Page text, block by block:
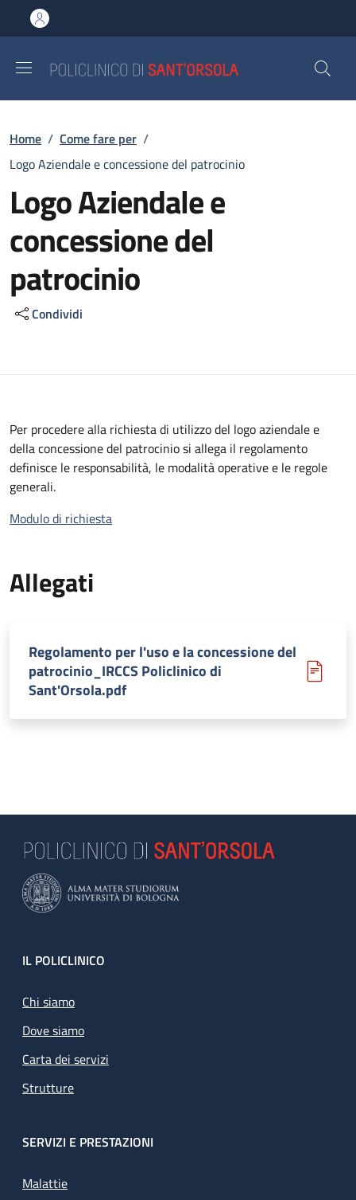
al contenuto principale
to footer content
Briciole di pane
Home / Come fare per /
Logo Aziendale e concessione del patrocinio
Logo Aziendale e
concessione del
patrocinio
Condividi
Per procedere alla richiesta di utilizzo del logo aziendale e
della concessione del patrocinio si allega il regolamento
definisce le responsabilità, le modalità operative e le regole
generali.
Modulo di richiesta
Allegati
Regolamento per l'uso e la concessione del
patrocinio_IRCCS Policlinico di
Sant'Orsola.pdf
Footer
IL POLICLINICO
Chi siamo
Dove siamo
Carta dei servizi
Strutture
SERVIZI E PRESTAZIONI
Malattie